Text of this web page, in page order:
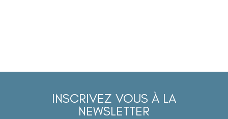
INSCRIVEZ VOUS À LA
NEWSLETTER